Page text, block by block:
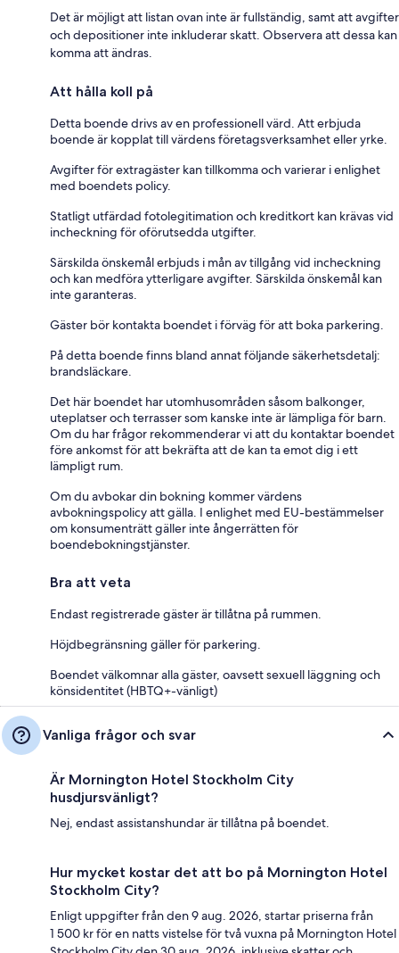
Det är möjligt att listan ovan inte är fullständig, samt att avgifter
och depositioner inte inkluderar skatt. Observera att dessa kan
komma att ändras.
Att hålla koll på
Detta boende drivs av en professionell värd. Att erbjuda
boende är kopplat till värdens företagsverksamhet eller yrke.
Avgifter för extragäster kan tillkomma och varierar i enlighet
med boendets policy.
Statligt utfärdad fotolegitimation och kreditkort kan krävas vid
incheckning för oförutsedda utgifter.
Särskilda önskemål erbjuds i mån av tillgång vid incheckning
och kan medföra ytterligare avgifter. Särskilda önskemål kan
inte garanteras.
Gäster bör kontakta boendet i förväg för att boka parkering.
På detta boende finns bland annat följande säkerhetsdetalj:
brandsläckare.
Det här boendet har utomhusområden såsom balkonger,
uteplatser och terrasser som kanske inte är lämpliga för barn.
Om du har frågor rekommenderar vi att du kontaktar boendet
före ankomst för att bekräfta att de kan ta emot dig i ett
lämpligt rum.
Om du avbokar din bokning kommer värdens
avbokningspolicy att gälla. I enlighet med EU-bestämmelser
om konsumenträtt gäller inte ångerrätten för
boendebokningstjänster.
Bra att veta
Endast registrerade gäster är tillåtna på rummen.
Höjdbegränsning gäller för parkering.
Boendet välkomnar alla gäster, oavsett sexuell läggning och
könsidentitet (HBTQ+-vänligt)
Vanliga frågor och svar
Är Mornington Hotel Stockholm City
husdjursvänligt?
Nej, endast assistanshundar är tillåtna på boendet.
Hur mycket kostar det att bo på Mornington Hotel
Stockholm City?
Enligt uppgifter från den 9 aug. 2026, startar priserna från
1 500 kr för en natts vistelse för två vuxna på Mornington Hotel